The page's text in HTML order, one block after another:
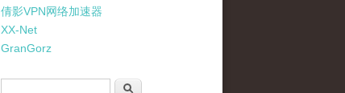
倩影VPN网络加速器
XX-Net
GranGorz
搜索